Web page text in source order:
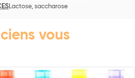
Lactose, saccharose
vous